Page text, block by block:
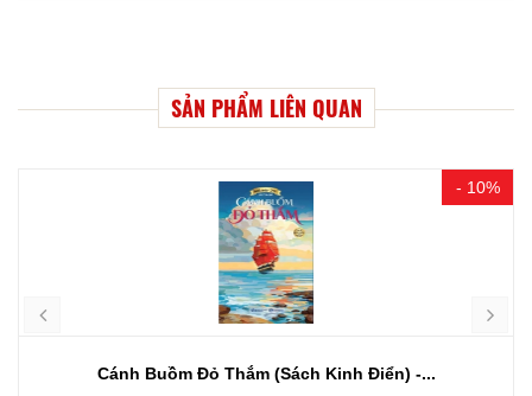
SẢN PHẨM LIÊN QUAN
- 10%
Cánh Buồm Đỏ Thắm (Sách Kinh Điển) -...